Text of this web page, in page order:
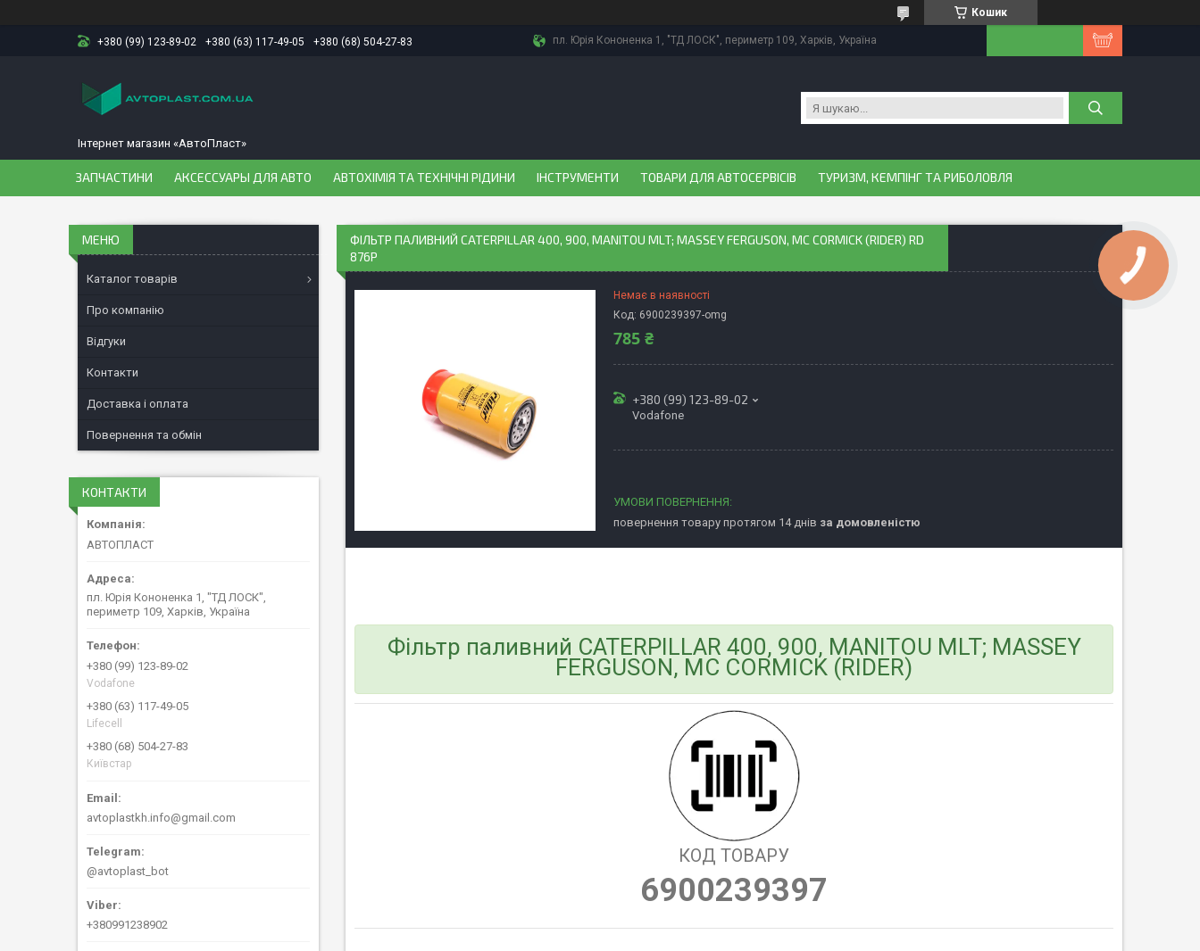
Кошик
+380 (99) 123-89-02 +380 (63) 117-49-05 +380 (68) 504-27-83 пл. Юрія Кононенка 1, "ТД ЛОСК", периметр 109, Харків, Україна
Інтернет магазин «АвтоПласт»
ЗАПЧАСТИНИ АКСЕССУАРЫ ДЛЯ АВТО АВТОХІМІЯ ТА ТЕХНІЧНІ РІДИНИ ІНСТРУМЕНТИ ТОВАРИ ДЛЯ АВТОСЕРВІСІВ ТУРИЗМ, КЕМПІНГ ТА РИБОЛОВЛЯ
ФІЛЬТР ПАЛИВНИЙ CATERPILLAR 400, 900, MANITOU MLT; MASSEY FERGUSON, MC CORMICK (RIDER) RD
876P
Немає в наявності
Код: 6900239397-omg
785 ₴
+380 (99) 123-89-02
Vodafone
повернення товару протягом 14 днів за домовленістю
Фільтр паливний CATERPILLAR 400, 900, MANITOU MLT; MASSEY
FERGUSON, MC CORMICK (RIDER)
КОД ТОВАРУ
6900239397
Каталог товарів
Про компанію
Відгуки
Контакти
Доставка і оплата
Повернення та обмін
КОНТАКТИ
АВТОПЛАСТ
пл. Юрія Кононенка 1, "ТД ЛОСК",
периметр 109, Харків, Україна
+380 (99) 123-89-02
Vodafone
+380 (63) 117-49-05
Lifecell
+380 (68) 504-27-83
Київстар
avtoplastkh.info@gmail.com
@avtoplast_bot
+380991238902